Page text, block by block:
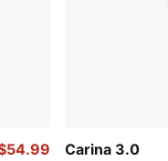
Carina 3.0